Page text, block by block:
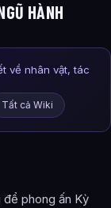
HÀNH
về nhân vật, tác
Tất cả Wiki
để phong ấn Kỳ